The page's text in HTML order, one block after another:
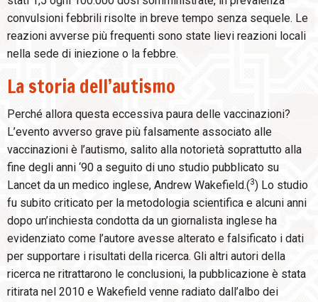
convulsioni febbrili risolte in breve tempo senza sequele. Le
reazioni avverse più frequenti sono state lievi reazioni locali
nella sede di iniezione o la febbre.
La storia dell’autismo
Perché allora questa eccessiva paura delle vaccinazioni?
L’evento avverso grave più falsamente associato alle
vaccinazioni è l’autismo, salito alla notorietà soprattutto alla
fine degli anni ‘90 a seguito di uno studio pubblicato su
Lancet da un medico inglese, Andrew Wakefield.(3) Lo studio
fu subito criticato per la metodologia scientifica e alcuni anni
dopo un’inchiesta condotta da un giornalista inglese ha
evidenziato come l’autore avesse alterato e falsificato i dati
per supportare i risultati della ricerca. Gli altri autori della
ricerca ne ritrattarono le conclusioni, la pubblicazione è stata
ritirata nel 2010 e Wakefield venne radiato dall’albo dei